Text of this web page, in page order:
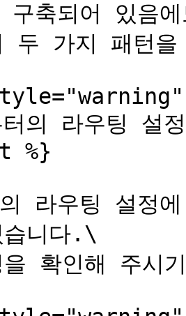
구축되어 있음
두 가지 패턴
의 라우팅 설
%}
의 라우팅 설정
습니다.\
을 확인해 주시